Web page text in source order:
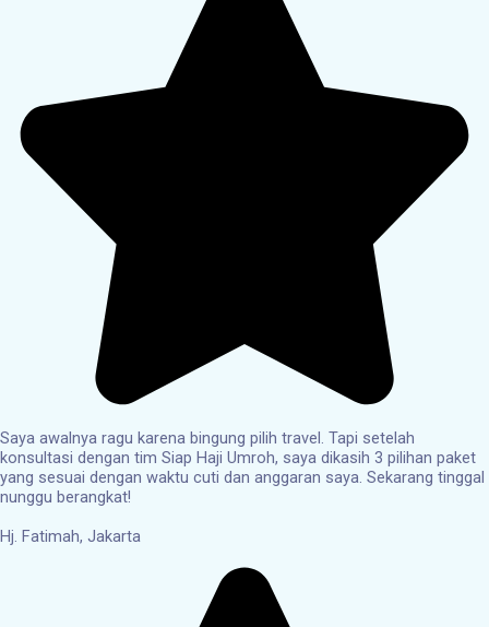
Saya awalnya ragu karena bingung pilih travel. Tapi setelah
konsultasi dengan tim Siap Haji Umroh, saya dikasih 3 pilihan paket
yang sesuai dengan waktu cuti dan anggaran saya. Sekarang tinggal
nunggu berangkat!
Hj. Fatimah, Jakarta